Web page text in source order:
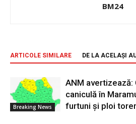
BM24
ARTICOLE SIMILARE DE LA ACELAȘI
Breaking News
ANM avertizează:
caniculă în
furtuni și ploi